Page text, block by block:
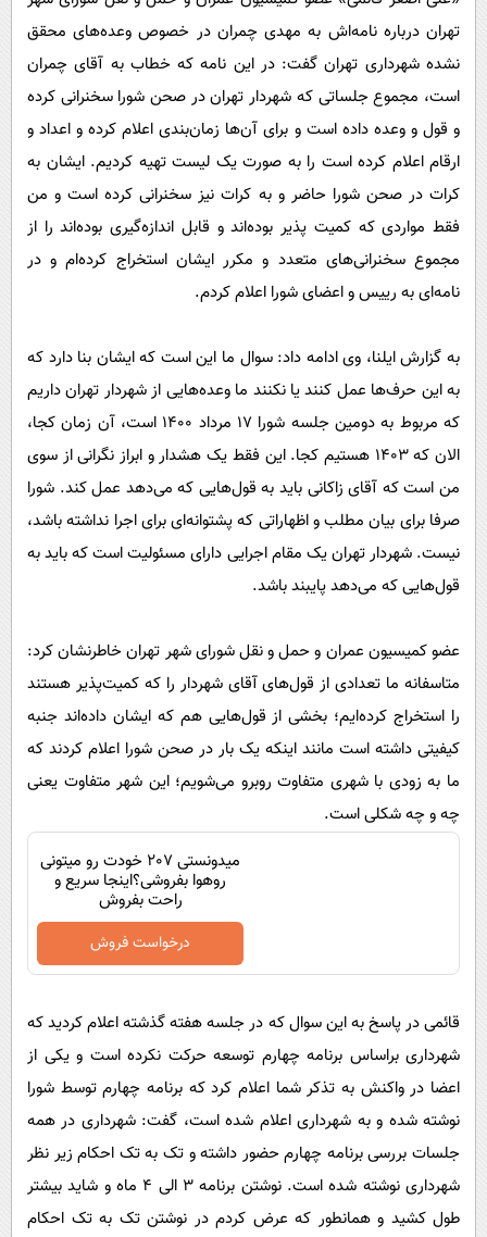
سرگرمی
گوناگون
حوادث
محیط زیست
فرهنگی
بین الملل
حیات وحش
سیاست خارجی
پیامک
روانشناسی
آشپزی
دانلود
تهران درباره نامه‌اش به مهدی چمران در خصوص وعده‌های محقق
نشده شهرداری تهران گفت: در این نامه که خطاب به آقای چمران
است، مجموع جلساتی که شهردار تهران در صحن شورا سخنرانی کرده
و قول و وعده داده است و برای آن‌ها زمان‌بندی اعلام کرده و اعداد و
ارقام اعلام کرده است را به صورت یک لیست تهیه کردیم. ایشان به
کرات در صحن شورا حاضر و به کرات نیز سخنرانی کرده است و من
فقط مواردی که کمیت پذیر بوده‌اند و قابل اندازه‌گیری بوده‌اند را از
مجموع سخنرانی‌های متعدد و مکرر ایشان استخراج کرده‌ام و در
نامه‌ای به رییس و اعضای شورا اعلام کردم.
به گزارش ایلنا، وی ادامه داد: سوال ما این است که ایشان بنا دارد که
به این حرف‌ها عمل کنند یا نکنند ما وعده‌هایی از شهردار تهران داریم
که مربوط به دومین جلسه شورا ۱۷ مرداد ۱۴۰۰ است، آن زمان کجا،
الان که ۱۴۰۳ هستیم کجا. این فقط یک هشدار و ابراز نگرانی از سوی
من است که آقای زاکانی باید به قول‌هایی که می‌دهد عمل کند. شورا
صرفا برای بیان مطلب و اظهاراتی که پشتوانه‌ای برای اجرا نداشته باشد،
نیست. شهردار تهران یک مقام اجرایی دارای مسئولیت است که باید به
قول‌هایی که می‌دهد پایبند باشد.
عضو کمیسیون عمران و حمل و نقل شورای شهر تهران خاطرنشان کرد:
متاسفانه ما تعدادی از قول‌های آقای شهردار را که کمیت‌پذیر هستند
را استخراج کرده‌ایم؛ بخشی از قول‌هایی هم که ایشان داده‌اند جنبه
کیفیتی داشته است مانند اینکه یک بار در صحن شورا اعلام کردند که
ما به زودی با شهری متفاوت روبرو می‌شویم؛ این شهر متفاوت یعنی
چه و چه شکلی است.
میدونستی 207 خودت رو میتونی
روهوا بفروشی؟اینجا سریع و
راحت بفروش
درخواست فروش
قائمی در پاسخ به این سوال که در جلسه هفته گذشته اعلام کردید که
شهرداری براساس برنامه چهارم توسعه حرکت نکرده است و یکی از
اعضا در واکنش به تذکر شما اعلام کرد که برنامه چهارم توسط شورا
نوشته شده و به شهرداری اعلام شده است، گفت: شهرداری در همه
جلسات بررسی برنامه چهارم حضور داشته و تک به تک احکام زیر نظر
شهرداری نوشته شده است. نوشتن برنامه ۳ الی ۴ ماه و شاید بیشتر
طول کشید و همانطور که عرض کردم در نوشتن تک به تک احکام